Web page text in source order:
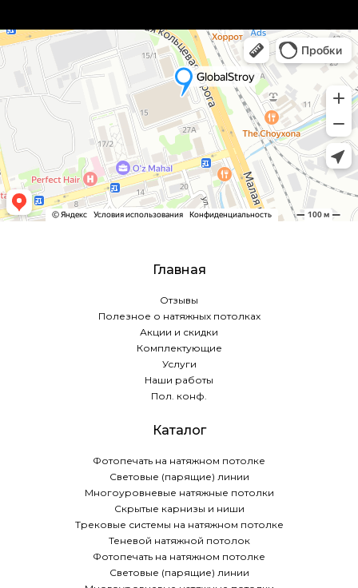
Главная
Отзывы
Полезное о натяжных потолках
Акции и скидки
Комплектующие
Услуги
Наши работы
Пол. конф.
Каталог
Фотопечать на натяжном потолке
Световые (парящие) линии
Многоуровневые натяжные потолки
Скрытые карнизы и ниши
Трековые системы на натяжном потолке
Теневой натяжной потолок
Фотопечать на натяжном потолке
Световые (парящие) линии